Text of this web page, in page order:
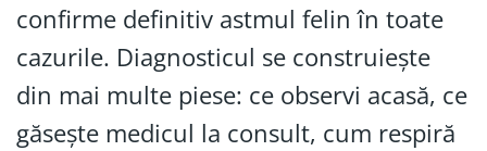
confirme definitiv astmul felin în toate
cazurile. Diagnosticul se construiește
din mai multe piese: ce observi acasă, ce
găsește medicul la consult, cum respiră